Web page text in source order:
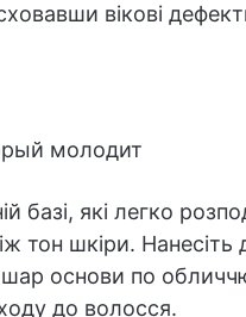
вікові
які легко
тон шкіри.
основи по
до волосся.